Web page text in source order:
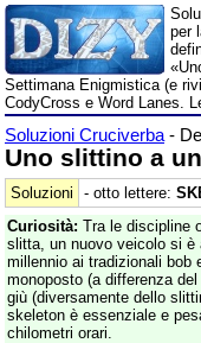
per
Settimana Enigmistica (e
CodyCross e Word Lanes.
Soluzioni Cruciverba -
Uno slittino a
Soluzioni - otto lettere:
Curiosità: Tra le discipline
slitta, un nuovo veicolo si è
millennio ai tradizionali
monoposto (a differenza
giù (diversamente dello
skeleton è essenziale e
chilometri orari.